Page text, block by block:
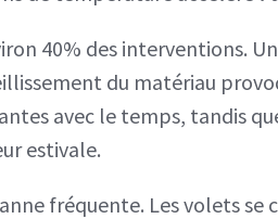
40% des interventions.
du matériau
avec le temps, tandis
estivale.
fréquente. Les volets se